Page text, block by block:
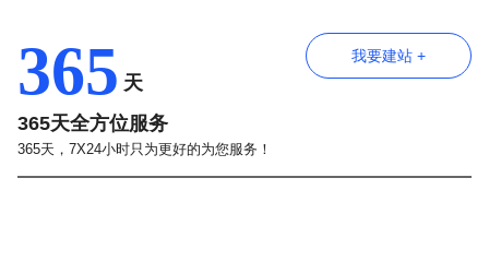
365 天
365天全方位服务
365天，7X24小时只为更好的为您服务！
我要建站 +